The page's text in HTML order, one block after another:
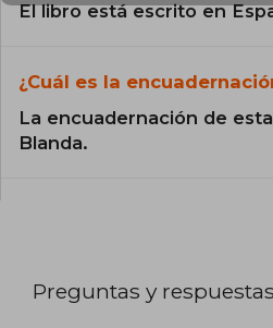
El libro está escrito en
¿Cuál es la
La encuadernación de
Blanda.
Preguntas y